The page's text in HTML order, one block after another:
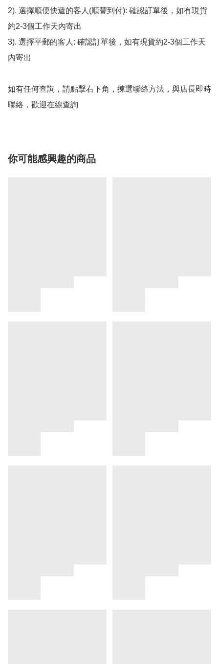
2). 選擇順便快遞的客人(順豐到付): 確認訂單後，如有現貨
約2-3個工作天內寄出
3). 選擇平郵的客人: 確認訂單後，如有現貨約2-3個工作天
內寄出
如有任何查詢，請點擊右下角，揀選聯絡方法，與店長即時
聯絡，歡迎在線查詢
你可能感興趣的商品